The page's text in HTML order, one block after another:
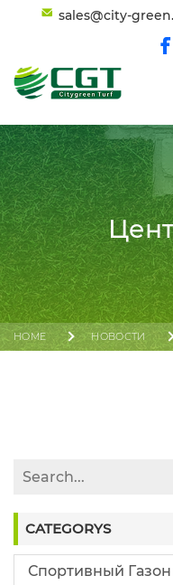
sales@city-
HOME НОВОСТИ
CATEGORYS
Спортивный Газон